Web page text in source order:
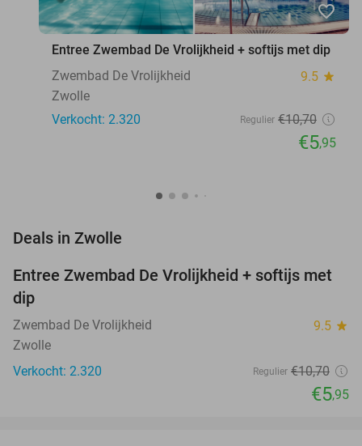
favorite_border
Entree Zwembad De Vrolijkheid + softijs met dip
Zwembad De Vrolijkheid
9.5 star
Zwolle
Verkocht: 2.320
Regulier €10,70
€5,95
Deals in Zwolle
44%
Entree Zwembad De Vrolijkheid + softijs met
dip
Zwembad De Vrolijkheid 9.5 star
Zwolle
Verkocht: 2.320
Regulier €10,70
€5,95